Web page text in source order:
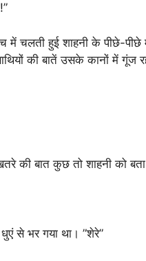
में चलती हुई शाहनी के पीछे-
की बातें उसके कानों में गूंज
की बात कुछ तो शाहनी को
से भर गया था। ”शेरे”